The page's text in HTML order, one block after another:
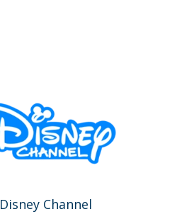
Disney Channel